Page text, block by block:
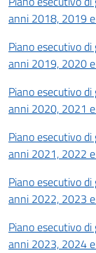
anni 2018, 2019
Piano esecutivo
anni 2019, 2020
Piano esecutivo
anni 2020, 2021
Piano esecutivo
anni 2021, 2022
Piano esecutivo
anni 2022, 2023
Piano esecutivo
anni 2023, 2024